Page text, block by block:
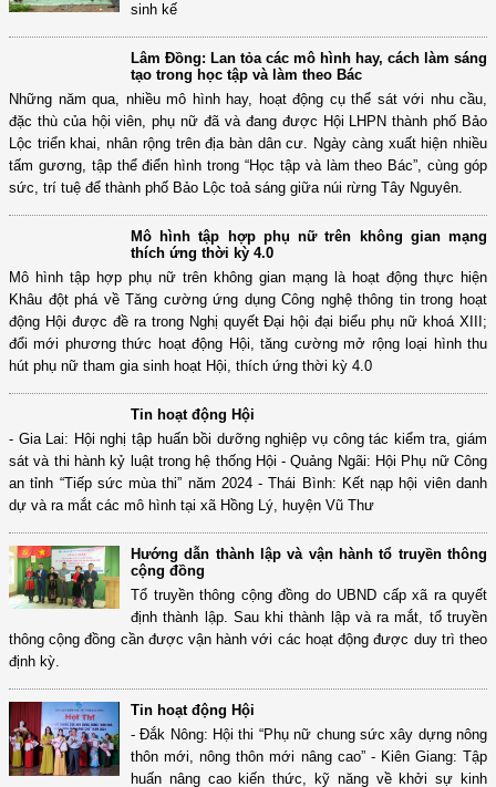
sinh kế
Lâm Đồng: Lan tỏa các mô hình hay, cách làm sáng
tạo trong học tập và làm theo Bác
Những năm qua, nhiều mô hình hay, hoạt động cụ thể sát với nhu cầu,
đặc thù của hội viên, phụ nữ đã và đang được Hội LHPN thành phố Bảo
Lộc triển khai, nhân rộng trên địa bàn dân cư. Ngày càng xuất hiện nhiều
tấm gương, tập thể điển hình trong “Học tập và làm theo Bác”, cùng góp
sức, trí tuệ để thành phố Bảo Lộc toả sáng giữa núi rừng Tây Nguyên.
Mô hình tập hợp phụ nữ trên không gian mạng
thích ứng thời kỳ 4.0
Mô hình tập hợp phụ nữ trên không gian mạng là hoạt động thực hiện
Khâu đột phá về Tăng cường ứng dụng Công nghệ thông tin trong hoạt
động Hội được đề ra trong Nghị quyết Đại hội đại biểu phụ nữ khoá XIII;
đổi mới phương thức hoạt động Hội, tăng cường mở rộng loại hình thu
hút phụ nữ tham gia sinh hoạt Hội, thích ứng thời kỳ 4.0
Tin hoạt động Hội
- Gia Lai: Hội nghị tập huấn bồi dưỡng nghiệp vụ công tác kiểm tra, giám
sát và thi hành kỷ luật trong hệ thống Hội - Quảng Ngãi: Hội Phụ nữ Công
an tỉnh “Tiếp sức mùa thi” năm 2024 - Thái Bình: Kết nạp hội viên danh
dự và ra mắt các mô hình tại xã Hồng Lý, huyện Vũ Thư
Hướng dẫn thành lập và vận hành tổ truyền thông
cộng đồng
Tổ truyền thông cộng đồng do UBND cấp xã ra quyết
định thành lập. Sau khi thành lập và ra mắt, tổ truyền
thông cộng đồng cần được vận hành với các hoạt động được duy trì theo
định kỳ.
Tin hoạt động Hội
- Đắk Nông: Hội thi “Phụ nữ chung sức xây dựng nông
thôn mới, nông thôn mới nâng cao” - Kiên Giang: Tập
huấn nâng cao kiến thức, kỹ năng về khởi sự kinh